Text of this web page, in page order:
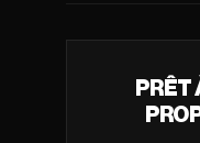
PRÊT